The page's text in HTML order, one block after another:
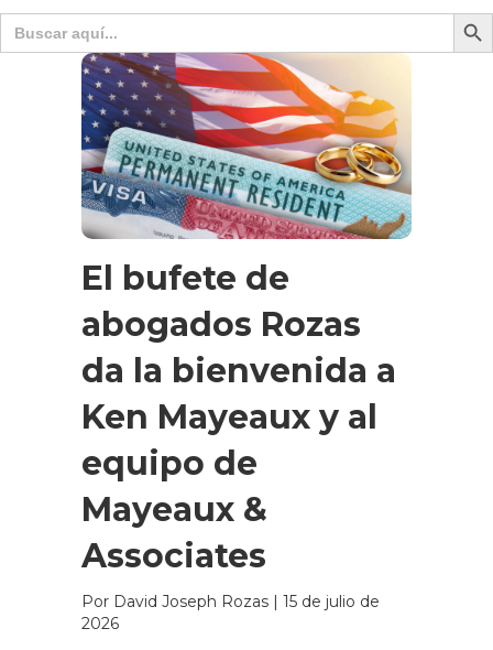
Buscar: Botón
El bufete de
abogados Rozas
da la bienvenida a
Ken Mayeaux y al
equipo de
Mayeaux &
Associates
Por David Joseph Rozas | 15 de julio de
2026